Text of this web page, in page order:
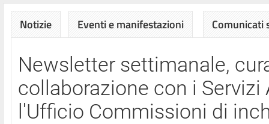
Notizie Eventi e manifestazioni Comunicati
Newsletter settimanale,
collaborazione con i
l'Ufficio Commissioni di